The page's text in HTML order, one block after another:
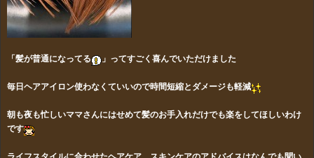
「髪が普通になってる 」ってすごく喜んでいただけました
毎日ヘアアイロン使わなくていいので時間短縮とダメージも軽減
朝も夜も忙しいママさんにはせめて髪のお手入れだけでも楽をしてほしいわけ
です